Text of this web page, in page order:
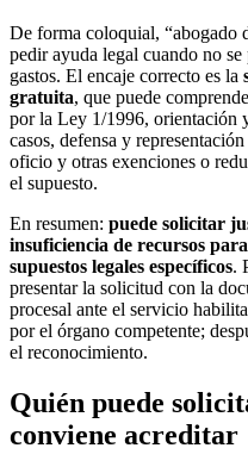
De forma coloquial, “abogado
pedir ayuda legal cuando no
gastos. El encaje correcto es la
gratuita, que puede
por la Ley 1/1996, orientación
casos, defensa y
oficio y otras exenciones o
el supuesto.
En resumen: puede solicitar
insuficiencia de recursos
supuestos legales específicos.
presentar la solicitud con la
procesal ante el servicio
por el órgano competente;
el reconocimiento.
Quién puede
conviene acreditar